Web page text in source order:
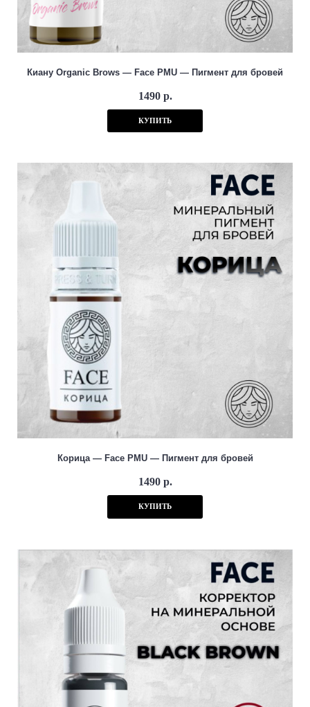
Киану Organic Brows — Face PMU — Пигмент для бровей
1490 р.
КУПИТЬ
Корица — Face PMU — Пигмент для бровей
1490 р.
КУПИТЬ